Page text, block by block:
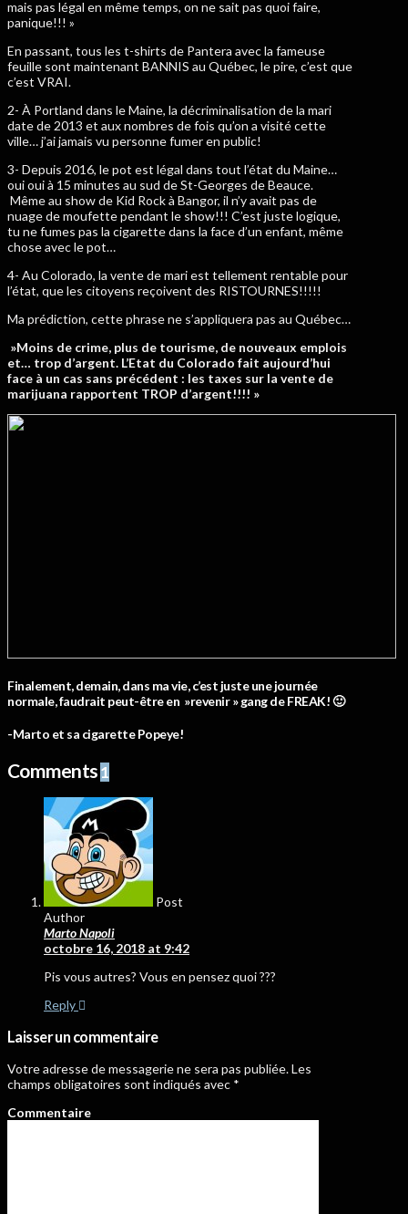
mais pas légal en même temps, on ne sait pas quoi faire,
panique!!! »
En passant, tous les t-shirts de Pantera avec la fameuse
feuille sont maintenant BANNIS au Québec, le pire, c’est que
c’est VRAI.
2- À Portland dans le Maine, la décriminalisation de la mari
date de 2013 et aux nombres de fois qu’on a visité cette
ville… j’ai jamais vu personne fumer en public!
3- Depuis 2016, le pot est légal dans tout l’état du Maine…
oui oui à 15 minutes au sud de St-Georges de Beauce.
Même au show de Kid Rock à Bangor, il n’y avait pas de
nuage de moufette pendant le show!!! C’est juste logique,
tu ne fumes pas la cigarette dans la face d’un enfant, même
chose avec le pot…
4- Au Colorado, la vente de mari est tellement rentable pour
l’état, que les citoyens reçoivent des RISTOURNES!!!!!
Ma prédiction, cette phrase ne s’appliquera pas au Québec…
»Moins de crime, plus de tourisme, de nouveaux emplois
et… trop d’argent. L’Etat du Colorado fait aujourd’hui
face à un cas sans précédent : les taxes sur la vente de
marijuana rapportent TROP d’argent!!!! »
Finalement, demain, dans ma vie, c’est juste une journée
normale, faudrait peut-être en »revenir » gang de FREAK! 🙂
-Marto et sa cigarette Popeye!
Comments1
Post
Author
Marto Napoli
octobre 16, 2018 at 9:42
Pis vous autres? Vous en pensez quoi ???
Reply
Laisser un commentaire
Votre adresse de messagerie ne sera pas publiée.Les
champs obligatoires sont indiqués avec *
Commentaire